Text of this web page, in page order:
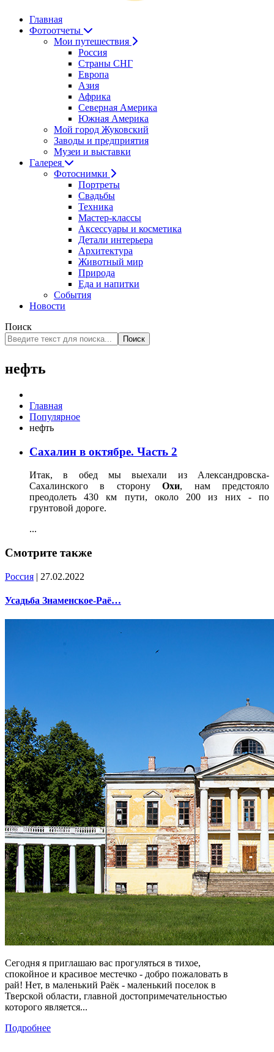
Главная
Фотоотчеты
Мои путешествия
Россия
Страны СНГ
Европа
Азия
Африка
Северная Америка
Южная Америка
Мой город Жуковский
Заводы и предприятия
Музеи и выставки
Галерея
Фотоснимки
Портреты
Свадьбы
Техника
Мастер-классы
Аксессуары и косметика
Детали интерьера
Архитектура
Животный мир
Природа
Еда и напитки
События
Новости
Поиск
Поиск
нефть
Главная
Популярное
нефть
Сахалин в октябре. Часть 2
Итак, в обед мы выехали из Александровска-
Сахалинского в сторонуОхи, нам предстояло
преодолеть 430 км пути, около 200 из них - по
грунтовой дороге.
...
Смотрите также
Россия | 27.02.2022
Усадьба Знаменское-Раё…
Сегодня я приглашаю вас прогуляться в тихое,
спокойное и красивое местечко - добро пожаловать в
рай! Нет, в маленький Раёк - маленький поселок в
Тверской области, главной достопримечательностью
которого является...
Подробнее